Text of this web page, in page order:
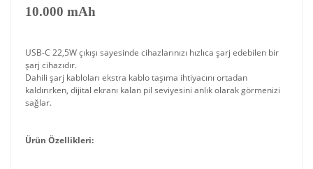
10.000 mAh
USB-C 22,5W çıkışı sayesinde cihazlarınızı hızlıca şarj edebilen bir
şarj cihazıdır.
Dahili şarj kabloları ekstra kablo taşıma ihtiyacını ortadan
kaldırırken, dijital ekranı kalan pil seviyesini anlık olarak görmenizi
sağlar.
Ürün Özellikleri: